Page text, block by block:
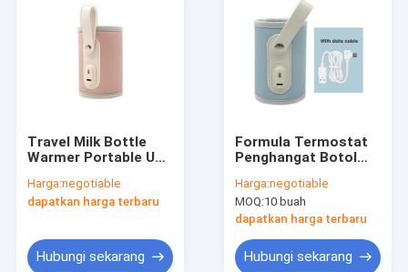
Produk
Tentang kami
Tur Pabrik
kasus
Travel Milk Bottle
Warmer Portable USB
Derajat Untuk Bayi
Harga:negotiable
dapatkan harga terbaru
Hubungi sekarang
Formula Termostat
Penghangat Botol
BPA Gratis
Harga:negotiable
MOQ:10 buah
dapatkan harga terbaru
Hubungi sekarang